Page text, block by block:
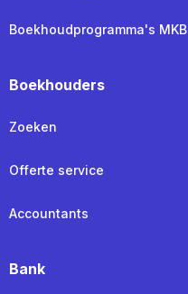
Boekhoudprogramma's MKB
Boekhouders
Zoeken
Offerte service
Accountants
Bank